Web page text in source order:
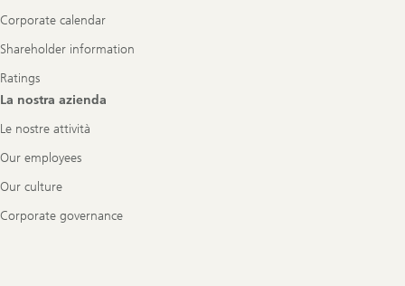
Corporate calendar
Shareholder information
Ratings
La nostra azienda
Le nostre attività
Our employees
Our culture
Corporate governance